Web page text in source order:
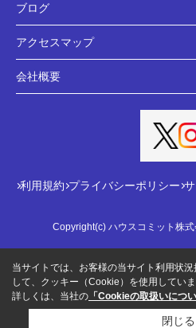
ブログ
アクセスマップ
会社概要
利用規約 プライバシーポリシー
Copyright(c) ハウスコミット株
当サイトでは、お客様の当サイト利用状
して、クッキー（Cookie）を使用していま
詳しくは、当社の 「Cookieの取扱いについ
閉じる